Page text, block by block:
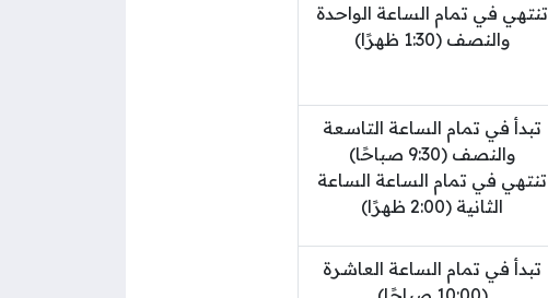
تنتهي في تمام الساعة الواحدة
والنصف (1:30 ظهرًا)
تبدأ في تمام الساعة التاسعة
والنصف (9:30 صباحًا)
تنتهي في تمام الساعة الساعة
الثانية (2:00 ظهرًا)
تبدأ في تمام الساعة العاشرة